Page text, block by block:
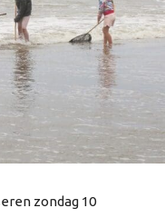
zondag 10